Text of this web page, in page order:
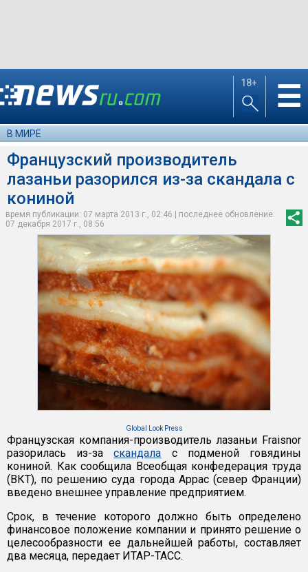
18+ ☰
В МИРЕ
Французский производитель
лазаньи разорился из-за скандала с
кониной
время публикации: 07 марта 2013 г., 02:46 | последнее обновление:
07 декабря 2017 г., 08:56
Global Look Press
Французская компания-производитель лазаньи Fraisnor
разорилась из-заскандала с подменой говядины
кониной. Как сообщила Всеобщая конфедерация труда
(ВКТ), по решению суда города Аррас (север Франции)
введено внешнее управление предприятием.
Срок, в течение которого должно быть определено
финансовое положение компании и принято решение о
целесообразности ее дальнейшей работы, составляет
два месяца, передает ИТАР-ТАСС.